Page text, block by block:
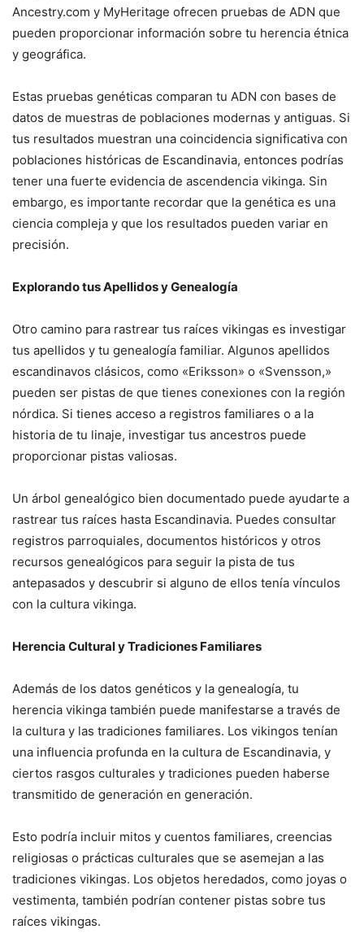
Ancestry.com y MyHeritage ofrecen pruebas de ADN que
pueden proporcionar información sobre tu herencia étnica
y geográfica.
Estas pruebas genéticas comparan tu ADN con bases de
datos de muestras de poblaciones modernas y antiguas. Si
tus resultados muestran una coincidencia significativa con
poblaciones históricas de Escandinavia, entonces podrías
tener una fuerte evidencia de ascendencia vikinga. Sin
embargo, es importante recordar que la genética es una
ciencia compleja y que los resultados pueden variar en
precisión.
Explorando tus Apellidos y Genealogía
Otro camino para rastrear tus raíces vikingas es investigar
tus apellidos y tu genealogía familiar. Algunos apellidos
escandinavos clásicos, como «Eriksson» o «Svensson,»
pueden ser pistas de que tienes conexiones con la región
nórdica. Si tienes acceso a registros familiares o a la
historia de tu linaje, investigar tus ancestros puede
proporcionar pistas valiosas.
Un árbol genealógico bien documentado puede ayudarte a
rastrear tus raíces hasta Escandinavia. Puedes consultar
registros parroquiales, documentos históricos y otros
recursos genealógicos para seguir la pista de tus
antepasados y descubrir si alguno de ellos tenía vínculos
con la cultura vikinga.
Herencia Cultural y Tradiciones Familiares
Además de los datos genéticos y la genealogía, tu
herencia vikinga también puede manifestarse a través de
la cultura y las tradiciones familiares. Los vikingos tenían
una influencia profunda en la cultura de Escandinavia, y
ciertos rasgos culturales y tradiciones pueden haberse
transmitido de generación en generación.
Esto podría incluir mitos y cuentos familiares, creencias
religiosas o prácticas culturales que se asemejan a las
tradiciones vikingas. Los objetos heredados, como joyas o
vestimenta, también podrían contener pistas sobre tus
raíces vikingas.